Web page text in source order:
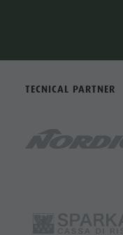
TECNICAL PARTNER